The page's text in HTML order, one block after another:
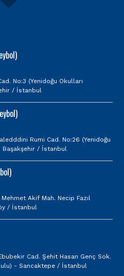
No:3 (Yenidoğu Okulları
/ İstanbul
Rumi Cad. No:26 (Yenidoğu
Başakşehir / İstanbul
Akif Mah. Necip Fazıl
/ İstanbul
Cad. Şehit Hasan Genç Sok.
- Sancaktepe / İstanbul